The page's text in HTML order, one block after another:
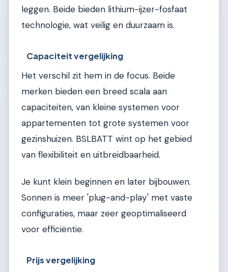
leggen. Beide bieden lithium-ijzer-fosfaat
technologie, wat veilig en duurzaam is.
Capaciteit vergelijking
Het verschil zit hem in de focus. Beide
merken bieden een breed scala aan
capaciteiten, van kleine systemen voor
appartementen tot grote systemen voor
gezinshuizen. BSLBATT wint op het gebied
van flexibiliteit en uitbreidbaarheid.
Je kunt klein beginnen en later bijbouwen.
Sonnen is meer 'plug-and-play' met vaste
configuraties, maar zeer geoptimaliseerd
voor efficiëntie.
Prijs vergelijking